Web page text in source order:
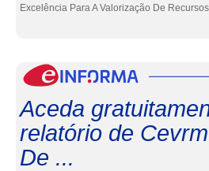
Excelência Para A Valorização De
Aceda
relatório de
De ...